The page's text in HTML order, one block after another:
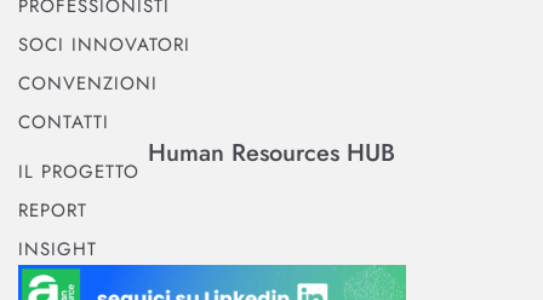
PROFESSIONISTI
SOCI INNOVATORI
CONVENZIONI
CONTATTI
Human Resources HUB
IL PROGETTO
REPORT
INSIGHT